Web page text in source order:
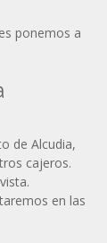
ponemos a
de Alcudia,
cajeros.
en las